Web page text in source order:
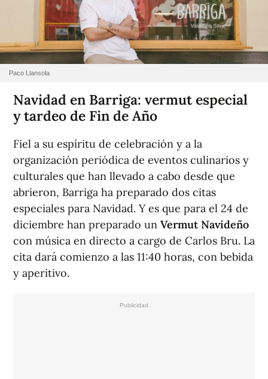
Paco Llansola
Navidad en Barriga: vermut especial
y tardeo de Fin de Año
Fiel a su espíritu de celebración y a la
organización periódica de eventos culinarios y
culturales que han llevado a cabo desde que
abrieron, Barriga ha preparado dos citas
especiales para Navidad. Y es que para el 24 de
diciembre han preparado un Vermut Navideño
con música en directo a cargo de Carlos Bru. La
cita dará comienzo a las 11:40 horas, con bebida
y aperitivo.